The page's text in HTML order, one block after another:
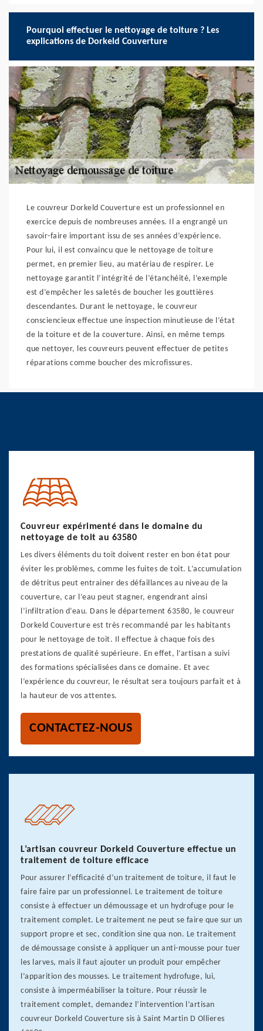
Pourquoi effectuer le nettoyage de toiture ? Les
explications de Dorkeld Couverture
Le couvreur Dorkeld Couverture est un professionnel en
exercice depuis de nombreuses années. Il a engrangé un
savoir-faire important issu de ses années d’expérience.
Pour lui, il est convaincu que le nettoyage de toiture
permet, en premier lieu, au matériau de respirer. Le
nettoyage garantit l’intégrité de l’étanchéité, l’exemple
est d’empêcher les saletés de boucher les gouttières
descendantes. Durant le nettoyage, le couvreur
consciencieux effectue une inspection minutieuse de l’état
de la toiture et de la couverture. Ainsi, en même temps
que nettoyer, les couvreurs peuvent effectuer de petites
réparations comme boucher des microfissures.
Couvreur expérimenté dans le domaine du
nettoyage de toit au 63580
Les divers éléments du toit doivent rester en bon état pour
éviter les problèmes, comme les fuites de toit. L’accumulation
de détritus peut entrainer des défaillances au niveau de la
couverture, car l’eau peut stagner, engendrant ainsi
l’infiltration d’eau. Dans le département 63580, le couvreur
Dorkeld Couverture est très recommandé par les habitants
pour le nettoyage de toit. Il effectue à chaque fois des
prestations de qualité supérieure. En effet, l’artisan a suivi
des formations spécialisées dans ce domaine. Et avec
l’expérience du couvreur, le résultat sera toujours parfait et à
la hauteur de vos attentes.
CONTACTEZ-NOUS
L’artisan couvreur Dorkeld Couverture effectue un
traitement de toiture efficace
Pour assurer l’efficacité d’un traitement de toiture, il faut le
faire faire par un professionnel. Le traitement de toiture
consiste à effectuer un démoussage et un hydrofuge pour le
traitement complet. Le traitement ne peut se faire que sur un
support propre et sec, condition sine qua non. Le traitement
de démoussage consiste à appliquer un anti-mousse pour tuer
les larves, mais il faut ajouter un produit pour empêcher
l’apparition des mousses. Le traitement hydrofuge, lui,
consiste à imperméabiliser la toiture. Pour réussir le
traitement complet, demandez l’intervention l’artisan
couvreur Dorkeld Couverture sis à Saint Martin D Ollieres